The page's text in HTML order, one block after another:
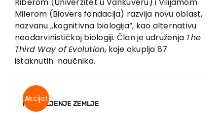
Milerom (Biovers fondacija) razvija novu oblast,
nazvanu „kognitivna biologija”, kao alternativu
neodarvinističkoj biologiji. Član je udruženja The
Third Way of Evolution, koje okuplja 87
istaknutih naučnika.
Akcija!
PREUMLJENJE ZEMLJE